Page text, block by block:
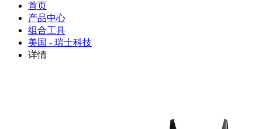
首页
产品中心
组合工具
美国 - 瑞士科技
详情